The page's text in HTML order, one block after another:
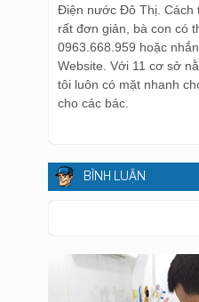
Điện nước Đô Thị. Cách
rất đơn giản, bà con có
0963.668.959 hoặc
Website. Với 11 cơ sở
tôi luôn có mặt nhanh
cho các bác.
BÌNH LUẬN